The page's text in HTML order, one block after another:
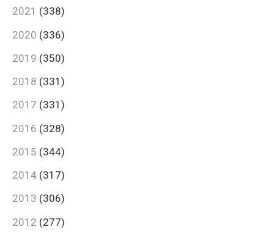
2021 (338)
2020 (336)
2019 (350)
2018 (331)
2017 (331)
2016 (328)
2015 (344)
2014 (317)
2013 (306)
2012 (277)